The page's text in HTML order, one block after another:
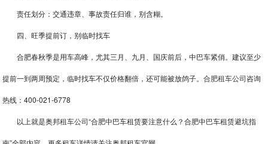
责任划分：交通违章、事故责任归谁，别含糊。
四、旺季提前订，别临时找车
合肥春秋季是用车高峰，尤其三月、九月、国庆前后，中巴车紧俏。建议至少
提前一到两周预定，临时找车不仅价格翻倍，还可能被放鸽子。合肥租车公司咨询
热线：400-021-6778
以上就是奥邦租车公司“合肥中巴车租赁要注意什么？合肥中巴车租赁避坑指